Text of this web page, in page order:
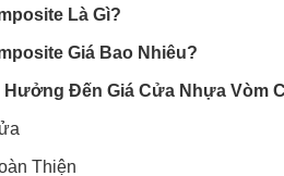
Là Gì?
Giá Bao Nhiêu?
Đến Giá Cửa Nhựa Vòm
Thiện